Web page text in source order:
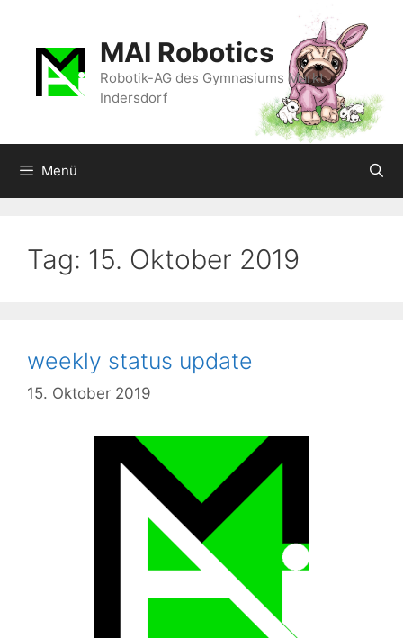
springen
MAI Robotics
Robotik-AG des Gymnasiums Markt
Indersdorf
Menü
Tag: 15. Oktober 2019
weekly status update
15. Oktober 2019